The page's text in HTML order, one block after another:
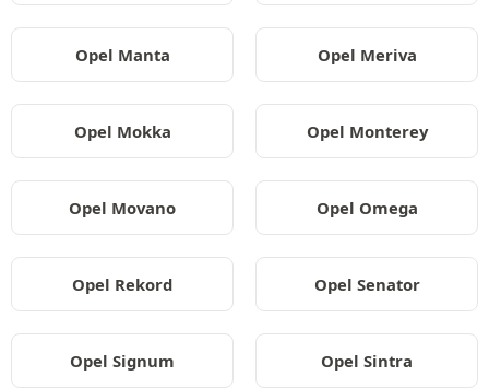
Opel Manta Opel Meriva
Opel Mokka Opel Monterey
Opel Movano Opel Omega
Opel Rekord Opel Senator
Opel Signum Opel Sintra